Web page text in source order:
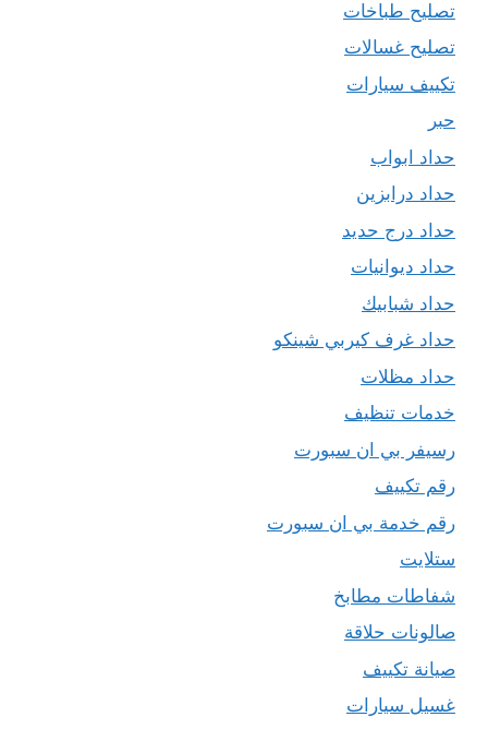
تصليح طباخات
تصليح غسالات
تكييف سيارات
حبر
حداد ابواب
حداد درابزين
حداد درج حديد
حداد ديوانيات
حداد شبابيك
حداد غرف كيربي شينكو
حداد مظلات
خدمات تنظيف
رسيفر بي ان سبورت
رقم تكييف
رقم خدمة بي ان سبورت
ستلايت
شفاطات مطابخ
صالونات حلاقة
صيانة تكييف
غسيل سيارات